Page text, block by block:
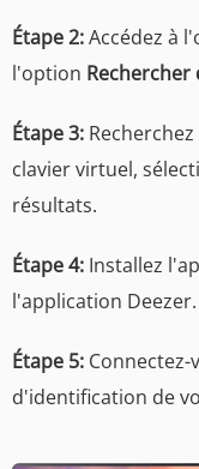
Étape 2:Accédez à
l'option Rechercher
Étape 3:
clavier virtuel,
résultats.
Étape 4: Installez
l'application Deezer.
Étape 5:
d'identification de